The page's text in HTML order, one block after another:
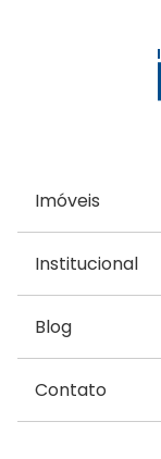
Imóveis
Institucional
Blog
Contato